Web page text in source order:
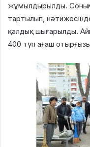
жұмылдырылды.
тартылып,
қалдық шығарылды.
400 түп ағаш